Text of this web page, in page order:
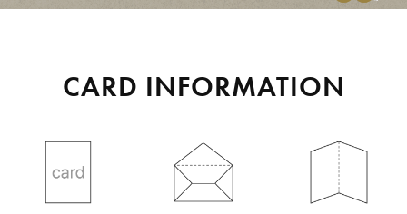
CARD INFORMATION